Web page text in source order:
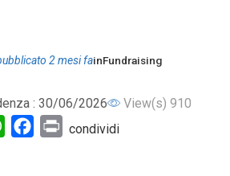
2 mesi fainFundraising
: 30/06/2026
View(s) 910
WhatsAppFacebook
Print
condividi